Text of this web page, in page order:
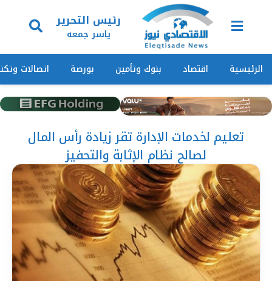
رئيس التحرير
ياسر جمعه
الرئيسية اقتصاد بنوك وتأمين بورصة اتصالات
تعليم لخدمات الإدارة تقر زيادة رأس المال
لصالح نظام الإثابة والتحفيز